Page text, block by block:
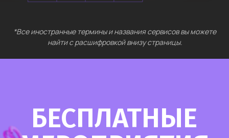
полезные рекомендации и советы по работе
с нейросетями для тех, кто делает первые
шаги в области ИИ.
Высшее образование 2